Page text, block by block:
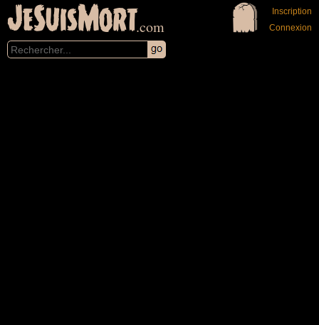
JeSuisMort.com
Inscription
Connexion